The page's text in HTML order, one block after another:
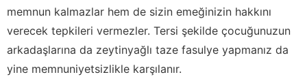
memnun kalmazlar hem de sizin emeğinizin hakkını
verecek tepkileri vermezler. Tersi şekilde çocuğunuzun
arkadaşlarına da zeytinyağlı taze fasulye yapmanız da
yine memnuniyetsizlikle karşılanır.